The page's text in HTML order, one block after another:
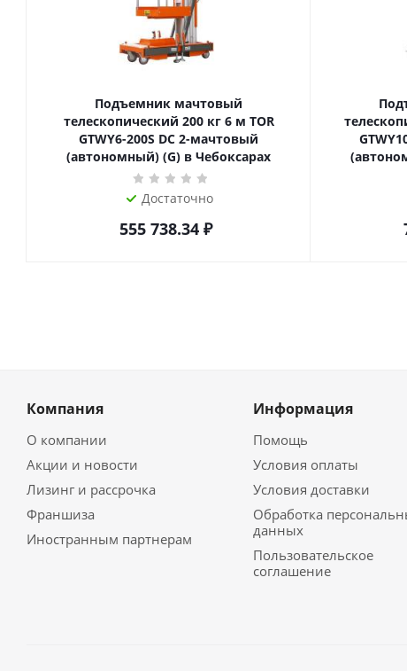
Подъемник мачтовый
телескопический 200 кг 6 м TOR
GTWY6-200S DC 2-мачтовый
(автономный) (G) в Чебоксарах
Достаточно
555 738.34₽
Компания
О компании
Акции и новости
Лизинг и рассрочка
Франшиза
Иностранным партнерам
Информация
Помощь
Условия оплаты
Условия доставки
Обработка
данных
Пользовательское
соглашение